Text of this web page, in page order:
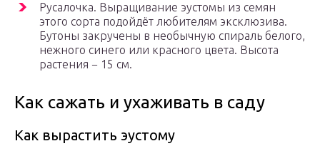
Русалочка. Выращивание эустомы из семян
этого сорта подойдёт любителям эксклюзива.
Бутоны закручены в необычную спираль белого,
нежного синего или красного цвета. Высота
растения − 15 см.
Как сажать и ухаживать в саду
Как вырастить эустому